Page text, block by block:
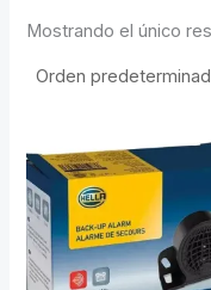
Mostrando el único